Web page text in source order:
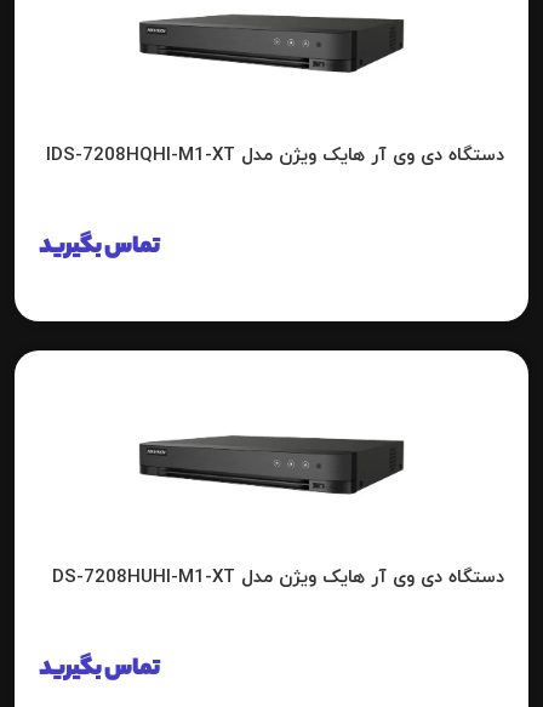
دستگاه دی وی آر هایک ویژن مدل IDS-7208HQHI-M1-XT
تماس بگیرید
دستگاه دی وی آر هایک ویژن مدل DS-7208HUHI-M1-XT
تماس بگیرید